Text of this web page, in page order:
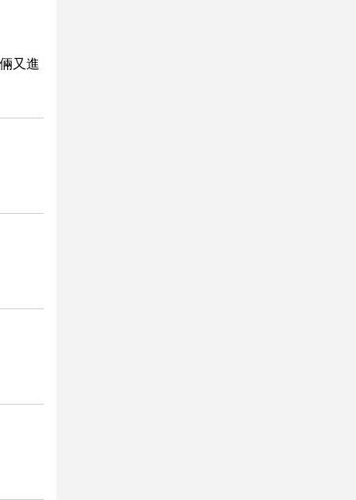
又進